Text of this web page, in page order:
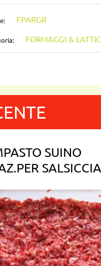
FPARGR
FORMAGGI &
SUINO